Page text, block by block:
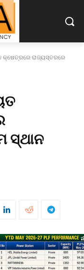
କ୍ଷେତ୍ରରେ ରାଜ୍ୟସ୍ତରରେ
ସ୍ଥାନ